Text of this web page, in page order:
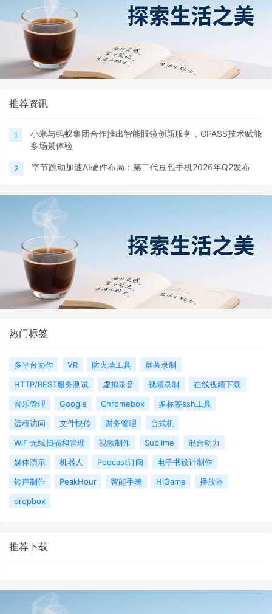
推荐资讯
1
小米与蚂蚁集团合作推出智能眼镜创新服务，GPASS技术赋能
多场景体验
2 字节跳动加速AI硬件布局：第二代豆包手机2026年Q2发布
热门标签
多平台协作 VR 防火墙工具
屏幕录制
HTTP/REST服务测试
虚拟录音 视频录制
在线视频下载
音乐管理
Google Chromebox
多标签ssh工具
远程访问
文件快传 财务管理
台式机
WiFi无线扫描和管理
视频制作 Sublime
混合动力
媒体演示
机器人 Podcast订阅
电子书设计制作
铃声制作
PeakHour 智能手表 HiGame
播放器
dropbox
推荐下载